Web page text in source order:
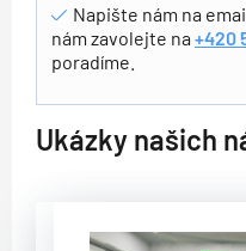
Napište nám na
nám zavolejte na +420
poradíme.
Ukázky našich